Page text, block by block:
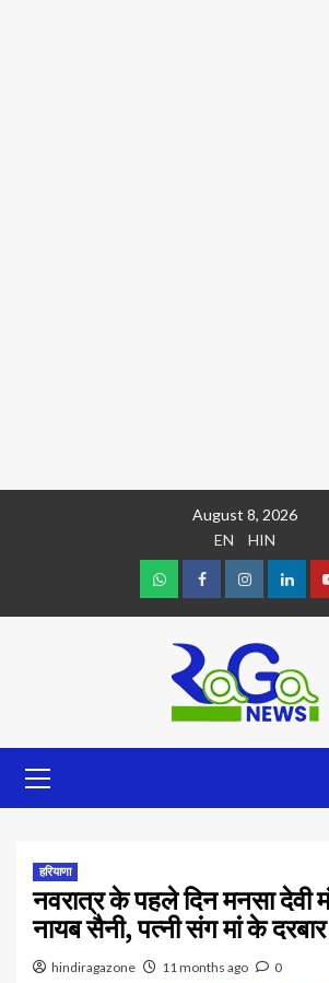
August 8, 2026
EN
HIN
हरियाणा
नवरात्र के पहले दिन मनसा देवी
नायब सैनी, पत्नी संग मां के
hindiragazone 11 months ago 0